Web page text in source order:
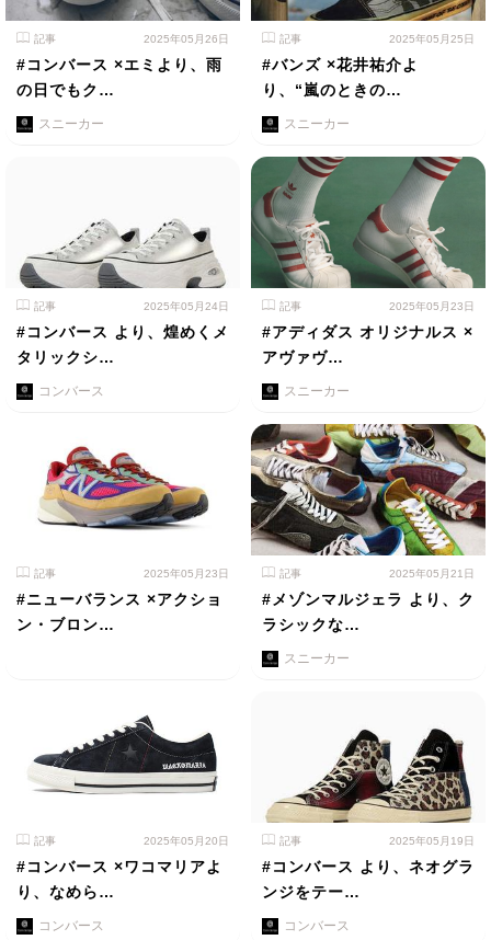
記事 2025年05月26日
#コンバース ×エミより、雨
の日でもク…
スニーカー
記事 2025年05月25日
#バンズ ×花井祐介よ
り、“嵐のときの…
スニーカー
記事 2025年05月24日
#コンバース より、煌めくメ
タリックシ…
コンバース
記事 2025年05月23日
#アディダス オリジナルス ×
アヴァヴ…
スニーカー
記事 2025年05月23日
#ニューバランス ×アクショ
ン・ブロン…
記事 2025年05月21日
#メゾンマルジェラ より、ク
ラシックな…
スニーカー
記事 2025年05月20日
#コンバース ×ワコマリアよ
り、なめら…
コンバース
記事 2025年05月19日
#コンバース より、ネオグラ
ンジをテー…
コンバース